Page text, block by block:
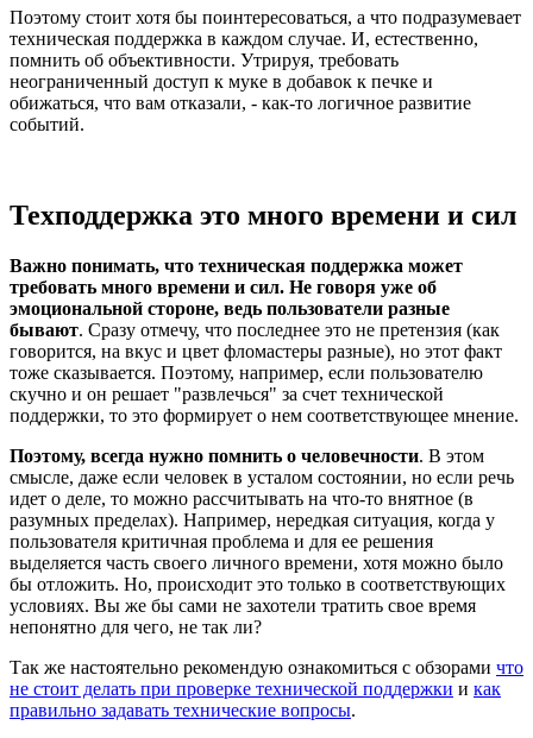
Поэтому стоит хотя бы поинтересоваться, а что подразумевает
техническая поддержка в каждом случае. И, естественно,
помнить об объективности. Утрируя, требовать
неограниченный доступ к муке в добавок к печке и
обижаться, что вам отказали, - как-то логичное развитие
событий.
Техподдержка это много времени и сил
Важно понимать, что техническая поддержка может
требовать много времени и сил. Не говоря уже об
эмоциональной стороне, ведь пользователи разные
бывают. Сразу отмечу, что последнее это не претензия (как
говорится, на вкус и цвет фломастеры разные), но этот факт
тоже сказывается. Поэтому, например, если пользователю
скучно и он решает "развлечься" за счет технической
поддержки, то это формирует о нем соответствующее мнение.
Поэтому, всегда нужно помнить о человечности. В этом
смысле, даже если человек в усталом состоянии, но если речь
идет о деле, то можно рассчитывать на что-то внятное (в
разумных пределах). Например, нередкая ситуация, когда у
пользователя критичная проблема и для ее решения
выделяется часть своего личного времени, хотя можно было
бы отложить. Но, происходит это только в соответствующих
условиях. Вы же бы сами не захотели тратить свое время
непонятно для чего, не так ли?
Так же настоятельно рекомендую ознакомиться с обзорами что
не стоит делать при проверке технической поддержки и как
правильно задавать технические вопросы.